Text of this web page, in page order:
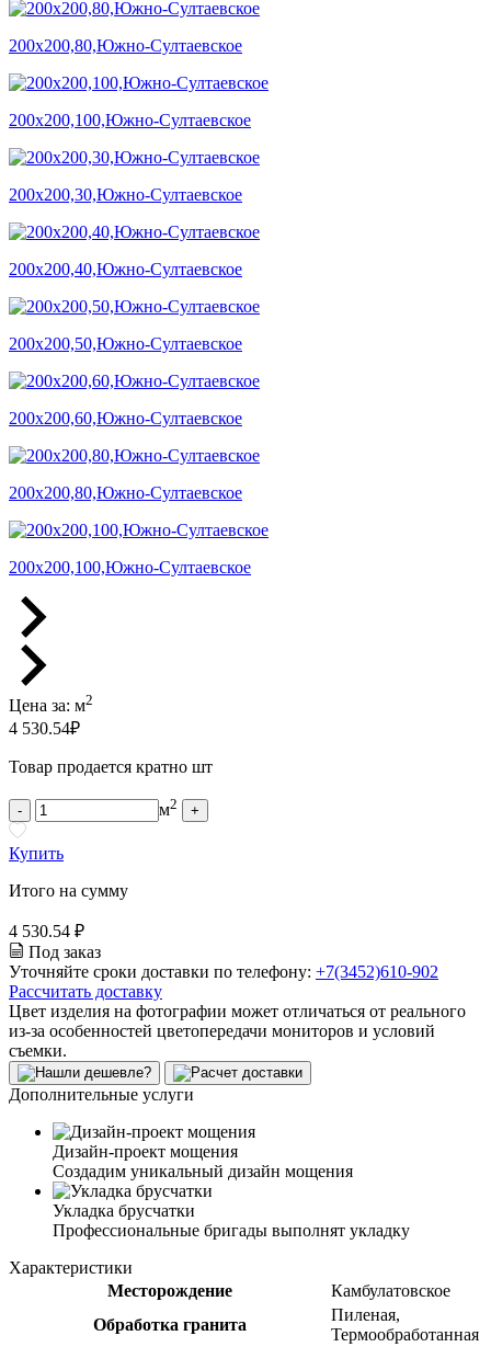
200х200,80,Южно-Султаевское
200х200,100,Южно-Султаевское
200х200,30,Южно-Султаевское
200х200,40,Южно-Султаевское
200х200,50,Южно-Султаевское
200х200,60,Южно-Султаевское
200х200,80,Южно-Султаевское
200х200,100,Южно-Султаевское
Цена за: м2
4 530.54₽
Товар продается кратно шт
- м2 +
Купить
Итого на сумму
4 530.54 ₽
Под заказ
Уточняйте сроки доставки по телефону: +7(3452)610-902
Рассчитать доставку
Цвет изделия на фотографии может отличаться от реального
из-за особенностей цветопередачи мониторов и условий
съемки.
Дополнительные услуги
Дизайн-проект мощения
Создадим уникальный дизайн мощения
Укладка брусчатки
Профессиональные бригады выполнят укладку
Характеристики
Месторождение
Камбулатовское
Обработка гранита
Пиленая,
Термообработанная